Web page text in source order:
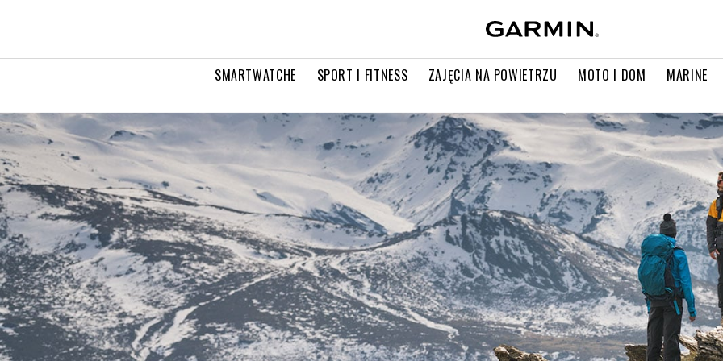
SMARTWATCHE SPORT I FITNESS ZAJĘCIA NA POWIETRZU MOTO I DOM MARINE